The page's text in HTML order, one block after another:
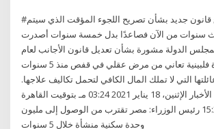
#هولندا مشروع قانون جديد بشأن تصريح اللجوء المؤقت الذي سيتم
سنوات من الآن فصاعدًا بدل خمسة سنوات أصدرت
لمجلس الدولة مشورة بشأن تعديل قانون الأجانب لعام
2000 ، تعيش امرأة فلبينية تعاني من مرض عقلي في قفص منذ 5 سنوات
التي لا تملك المال الكافي لتحمل تكاليف علاجها.
منذ 2 يوم أهم الأخبار الإثنين، 18 يناير 2021 03:24 مـ بتوقيت القاهرة
2021-01-18 15:24:10 رئيس الوزراء: مصر تقترب من الوصول إلى مليون
وحدة سكنية منشأة خلال 5 سنوات